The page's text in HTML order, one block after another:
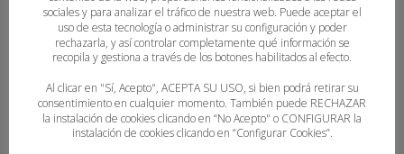
sociales y para analizar el tráfico de nuestra web. Puede aceptar el
uso de esta tecnología o administrar su configuración y poder
rechazarla, y así controlar completamente qué información se
recopila y gestiona a través de los botones habilitados al efecto.
Al clicar en "Sí, Acepto", ACEPTA SU USO, si bien podrá retirar su
consentimiento en cualquier momento. También puede RECHAZAR
la instalación de cookies clicando en “No Acepto" o CONFIGURAR la
instalación de cookies clicando en “Configurar Cookies”.